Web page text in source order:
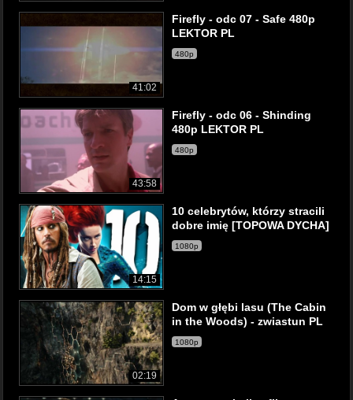
41:02
Firefly - odc 07 - Safe 480p
LEKTOR PL
480p
43:58
Firefly - odc 06 - Shinding
480p LEKTOR PL
480p
14:15
10 celebrytów, którzy stracili
dobre imię [TOPOWA DYCHA]
1080p
02:19
Dom w głębi lasu (The Cabin
in the Woods) - zwiastun PL
1080p